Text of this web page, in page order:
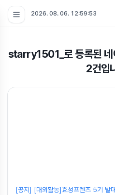
2026. 08. 06. 12:59:53
starry1501_로 등록된
2건입
[공지] [대외활동]효성프렌즈 5기 발